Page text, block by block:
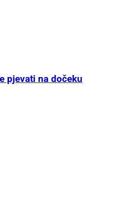
pjevati na dočeku